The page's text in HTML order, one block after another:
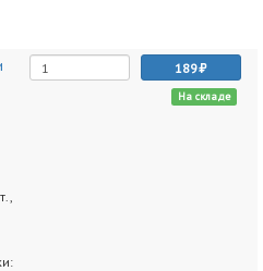
189
На складе